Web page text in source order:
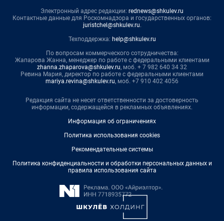
Электронный адрес редакции: rednews@shkulev.ru
Контактные данные для Роскомнадзора и государственных органов:
juristchel@shkulev.ru.
Техподдержка: help@shkulev.ru
По вопросам коммерческого сотрудничества:
Жапарова Жанна, менеджер по работе с федеральными клиентами
zhanna.zhaparova@shkulev.ru, моб. + 7 982 640 34 32
Ревина Мария, директор по работе с федеральными клиентами
mariya.revina@shkulev.ru, моб. +7 910 402 4056
Редакция сайта не несет ответственности за достоверность
информации, содержащейся в рекламных объявлениях.
Информация об ограничениях
Политика использования cookies
Рекомендательные системы
Политика конфиденциальности и обработки персональных данных и
правила использования сайта